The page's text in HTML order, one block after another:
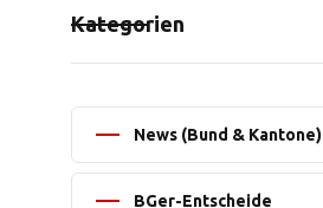
Kategorien
News (Bund & Kantone)
BGer-Entscheide